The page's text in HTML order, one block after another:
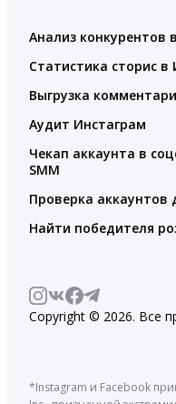
Анализ конкурентов
Статистика сторис в
Выгрузка
Аудит Инстаграм
Чекап аккаунта в
SMM
Проверка аккаунтов
Найти победителя
Copyright © 2026. Все
*Instagram и Facebook